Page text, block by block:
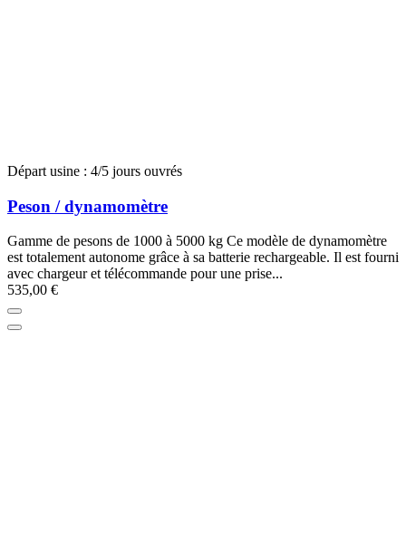
Départ usine : 4/5 jours ouvrés
Peson / dynamomètre
Gamme de pesons de 1000 à 5000 kg Ce modèle de dynamomètre
est totalement autonome grâce à sa batterie rechargeable. Il est fourni
avec chargeur et télécommande pour une prise...
535,00 €